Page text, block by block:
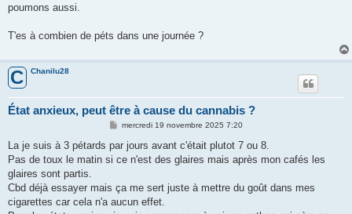
poumons aussi.
T'es à combien de péts dans une journée ?
C Chanilu28
État anxieux, peut être à cause du cannabis ?
M
s
a
mercredi 19 novembre 2025 7:20
La je suis à 3 pétards par jours avant c'était plutot 7 ou 8.
Pas de toux le matin si ce n'est des glaires mais après mon cafés les
glaires sont partis.
Cbd déjà essayer mais ça me sert juste à mettre du goût dans mes
cigarettes car cela n'a aucun effet.